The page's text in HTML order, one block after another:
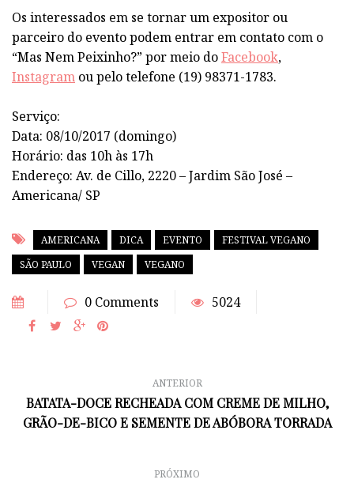
Os interessados em se tornar um expositor ou
parceiro do evento podem entrar em contato com o
“Mas Nem Peixinho?” por meio doFacebook,
Instagram ou pelo telefone (19) 98371-1783.
Serviço:
Data: 08/10/2017 (domingo)
Horário: das 10h às 17h
Endereço: Av. de Cillo, 2220 – Jardim São José –
Americana/ SP
AMERICANA DICA EVENTO
FESTIVAL VEGANO
SÃO PAULO
VEGAN VEGANO
0 Comments 5024
ANTERIOR
BATATA-DOCE RECHEADA COM CREME DE MILHO,
GRÃO-DE-BICO E SEMENTE DE ABÓBORA TORRADA
PRÓXIMO